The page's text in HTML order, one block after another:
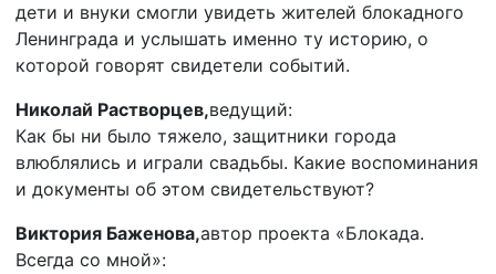
дети и внуки смогли увидеть жителей блокадного
Ленинграда и услышать именно ту историю, о
которой говорят свидетели событий.
Николай Растворцев,ведущий:
Как бы ни было тяжело, защитники города
влюблялись и играли свадьбы. Какие воспоминания
и документы об этом свидетельствуют?
Виктория Баженова,автор проекта «Блокада.
Всегда со мной»: